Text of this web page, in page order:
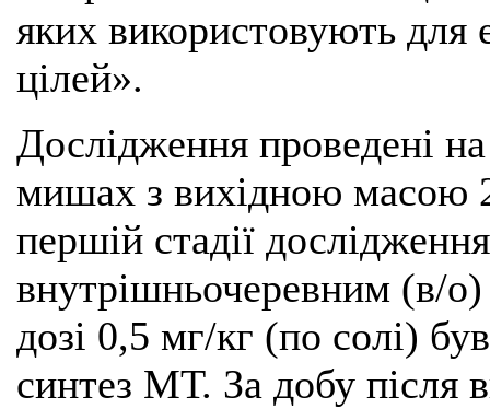
яких використовують для
цілей».
Дослідження проведені
мишах з вихідною масою
першій стадії
внутрішньочеревним (в/
дозі 0,5 мг/кг (по солі)
синтез МТ. За добу після